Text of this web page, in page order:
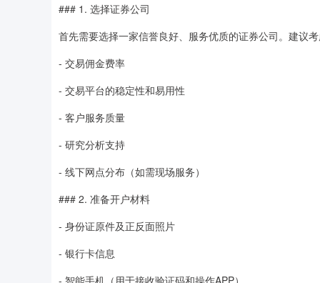
### 1. 选择证券公司
首先需要选择一家信誉良好、服务优质的证券公司。建议考
- 交易佣金费率
- 交易平台的稳定性和易用性
- 客户服务质量
- 研究分析支持
- 线下网点分布（如需现场服务）
### 2. 准备开户材料
- 身份证原件及正反面照片
- 银行卡信息
- 智能手机（用于接收验证码和操作APP）